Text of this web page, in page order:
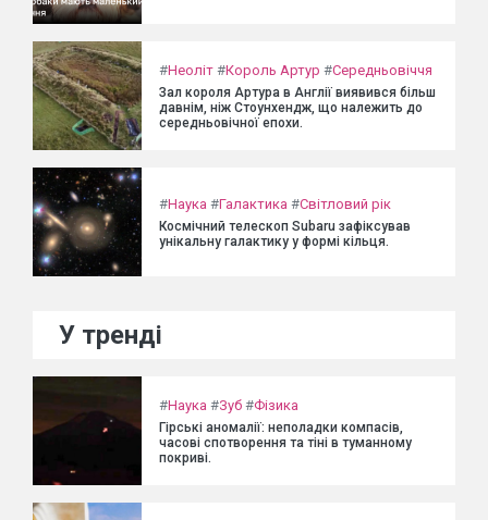
#Неоліт #Король Артур #Середньовіччя
Зал короля Артура в Англії виявився більш
давнім, ніж Стоунхендж, що належить до
середньовічної епохи.
#Наука #Галактика #Світловий рік
Космічний телескоп Subaru зафіксував
унікальну галактику у формі кільця.
У тренді
#Наука #Зуб #Фізика
Гірські аномалії: неполадки компасів,
часові спотворення та тіні в туманному
покриві.